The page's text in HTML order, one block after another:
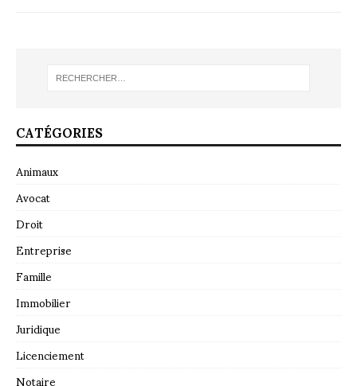
CATÉGORIES
Animaux
Avocat
Droit
Entreprise
Famille
Immobilier
Juridique
Licenciement